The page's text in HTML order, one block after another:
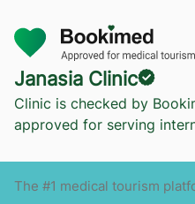
Janasia Clinic
Clinic is checked by
approved for serving
The #1 medical tourism